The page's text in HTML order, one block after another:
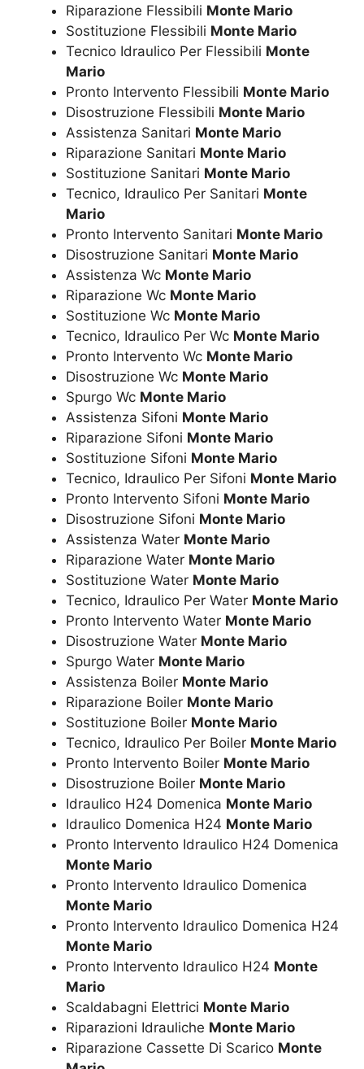
Riparazione Flessibili Monte Mario
Sostituzione Flessibili Monte Mario
Tecnico Idraulico Per Flessibili Monte
Mario
Pronto Intervento Flessibili Monte Mario
Disostruzione Flessibili Monte Mario
Assistenza Sanitari Monte Mario
Riparazione Sanitari Monte Mario
Sostituzione Sanitari Monte Mario
Tecnico, Idraulico Per Sanitari Monte
Mario
Pronto Intervento Sanitari Monte Mario
Disostruzione Sanitari Monte Mario
Assistenza Wc Monte Mario
Riparazione Wc Monte Mario
Sostituzione Wc Monte Mario
Tecnico, Idraulico Per Wc Monte Mario
Pronto Intervento Wc Monte Mario
Disostruzione Wc Monte Mario
Spurgo Wc Monte Mario
Assistenza Sifoni Monte Mario
Riparazione Sifoni Monte Mario
Sostituzione Sifoni Monte Mario
Tecnico, Idraulico Per Sifoni Monte Mario
Pronto Intervento Sifoni Monte Mario
Disostruzione Sifoni Monte Mario
Assistenza Water Monte Mario
Riparazione Water Monte Mario
Sostituzione Water Monte Mario
Tecnico, Idraulico Per Water Monte Mario
Pronto Intervento Water Monte Mario
Disostruzione Water Monte Mario
Spurgo Water Monte Mario
Assistenza Boiler Monte Mario
Riparazione Boiler Monte Mario
Sostituzione Boiler Monte Mario
Tecnico, Idraulico Per Boiler Monte Mario
Pronto Intervento Boiler Monte Mario
Disostruzione Boiler Monte Mario
Idraulico H24 Domenica Monte Mario
Idraulico Domenica H24 Monte Mario
Pronto Intervento Idraulico H24 Domenica
Monte Mario
Pronto Intervento Idraulico Domenica
Monte Mario
Pronto Intervento Idraulico Domenica H24
Monte Mario
Pronto Intervento Idraulico H24 Monte
Mario
Scaldabagni Elettrici Monte Mario
Riparazioni Idrauliche Monte Mario
Riparazione Cassette Di Scarico Monte